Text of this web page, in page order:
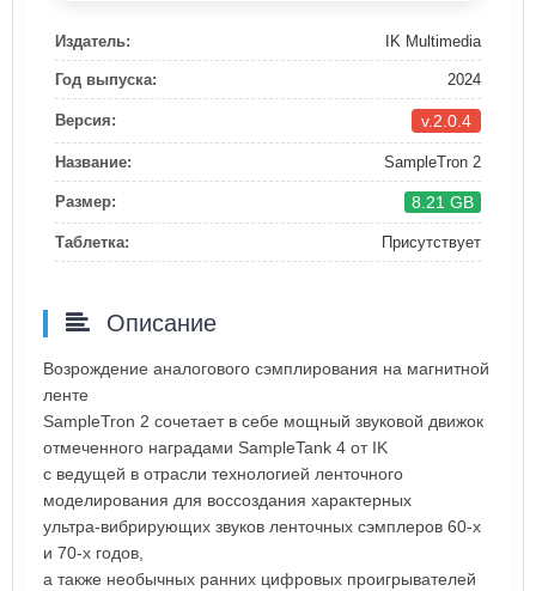
Издатель: IK Multimedia
Год выпуска: 2024
Версия: v.2.0.4
Название: SampleTron 2
Размер: 8.21 GB
Таблетка: Присутствует
Описание
Возрождение аналогового сэмплирования на магнитной
ленте
SampleTron 2 сочетает в себе мощный звуковой движок
отмеченного наградами SampleTank 4 от IK
с ведущей в отрасли технологией ленточного
моделирования для воссоздания характерных
ультра-вибрирующих звуков ленточных сэмплеров 60-х
и 70-х годов,
а также необычных ранних цифровых проигрывателей